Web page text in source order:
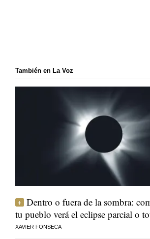
También en La Voz
Dentro o fuera de la sombra:
tu pueblo verá el eclipse parcial o
XAVIER FONSECA